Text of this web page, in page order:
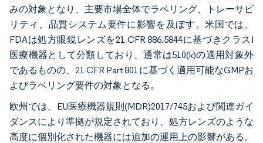
みの対象となり、主要市場全体でラベリング、トレーサビ
リティ、品質システム要件に影響を及ぼす。米国では、
FDAは処方眼鏡レンズを21 CFR 886.5844に基づきクラスI
医療機器として分類しており、通常は510(k)の適用対象外
であるものの、21 CFR Part 801に基づく適用可能なGMPお
よびラベリング要件の対象となる。
欧州では、EU医療機器規則(MDR)2017/745および関連ガイ
ダンスにより準拠が規定されており、処方レンズのような
高度に個別化された機器には追加の運用上の影響がある。